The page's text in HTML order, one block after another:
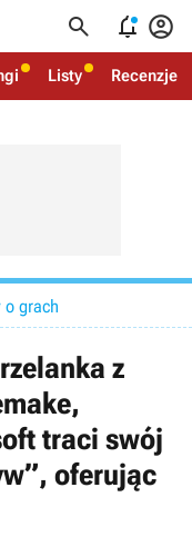
  
Listy Recenzje
o grach
z
traci swój
oferując